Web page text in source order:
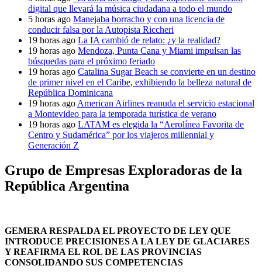
digital que llevará la música ciudadana a todo el mundo
5 horas ago Manejaba borracho y con una licencia de
conducir falsa por la Autopista Riccheri
19 horas ago La IA cambió de relato: ¿y la realidad?
19 horas ago Mendoza, Punta Cana y Miami impulsan las
búsquedas para el próximo feriado
19 horas ago Catalina Sugar Beach se convierte en un destino
de primer nivel en el Caribe, exhibiendo la belleza natural de
República Dominicana
19 horas ago American Airlines reanuda el servicio estacional
a Montevideo para la temporada turística de verano
19 horas ago LATAM es elegida la “Aerolínea Favorita de
Centro y Sudamérica” por los viajeros millennial y
Generación Z
Grupo de Empresas Exploradoras de la
República Argentina
GEMERA RESPALDA EL PROYECTO DE LEY QUE
INTRODUCE PRECISIONES A LA LEY DE GLACIARES
Y REAFIRMA EL ROL DE LAS PROVINCIAS
CONSOLIDANDO SUS COMPETENCIAS